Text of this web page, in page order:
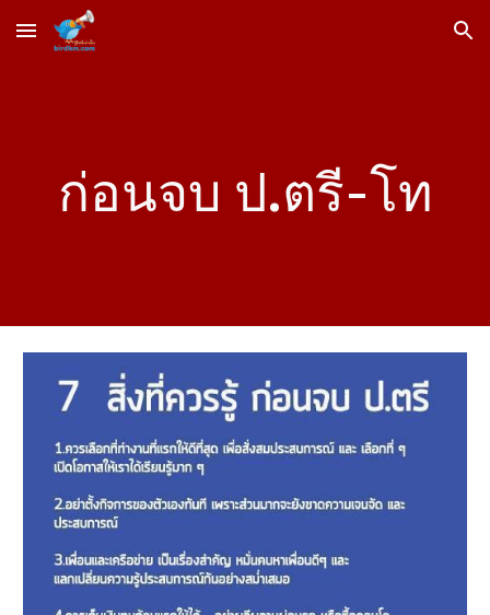
Skip to main content Skip to navigation
ก่อนจบ ป.ตรี-โท